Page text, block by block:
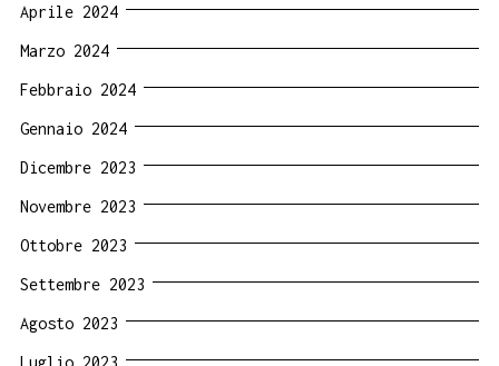
Aprile 2024
Marzo 2024
Febbraio 2024
Gennaio 2024
Dicembre 2023
Novembre 2023
Ottobre 2023
Settembre 2023
Agosto 2023